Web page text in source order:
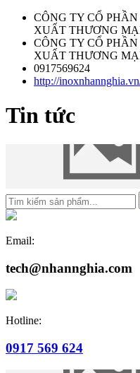
CÔNG TY CỔ
XUẤT THƯƠNG
CÔNG TY CỔ
XUẤT THƯƠNG
0917569624
http://
Tin tức
Email:
tech@nhannghia.com
Hotline:
0917 569 624